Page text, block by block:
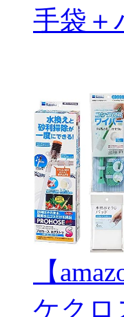
手袋＋
【
ケクロ